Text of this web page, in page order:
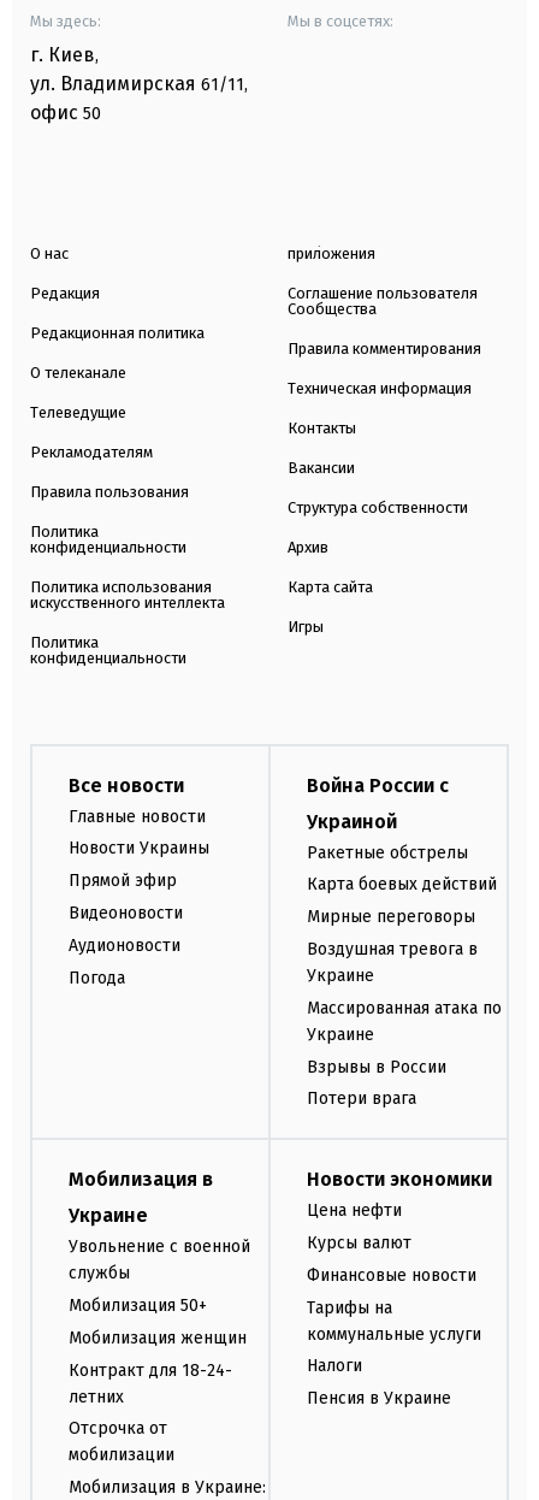
Мы здесь:
г. Киев,
ул. Владимирская 61/11,
офис 50
Мы в соцсетях:
О нас
Редакция
Редакционная политика
О телеканале
Телеведущие
Рекламодателям
Правила пользования
Политика
конфиденциальности
Политика использования
искусственного интеллекта
Политика
конфиденциальности
приложения
Соглашение пользователя
Сообщества
Правила комментирования
Техническая информация
Контакты
Вакансии
Структура собственности
Архив
Карта сайта
Игры
Все новости
Главные новости
Новости Украины
Прямой эфир
Видеоновости
Аудионовости
Погода
Война России с
Украиной
Ракетные обстрелы
Карта боевых действий
Мирные переговоры
Воздушная тревога в
Украине
Массированная атака по
Украине
Взрывы в России
Потери врага
Мобилизация в
Украине
Увольнение с военной
службы
Мобилизация 50+
Мобилизация женщин
Контракт для 18-24-
летних
Отсрочка от
мобилизации
Мобилизация в Украине:
Новости экономики
Цена нефти
Курсы валют
Финансовые новости
Тарифы на
коммунальные услуги
Налоги
Пенсия в Украине